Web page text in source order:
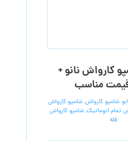
کارواش نانو +
مناسب
,شامپو کارواش,شامپو کارواش
تمام اتوماتیک,شامپو کارواش
فله